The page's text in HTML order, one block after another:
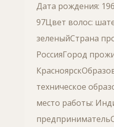
Дата рождения:
97Цвет волос:
зеленыйСтрана
РоссияГород
техническое
место работы: